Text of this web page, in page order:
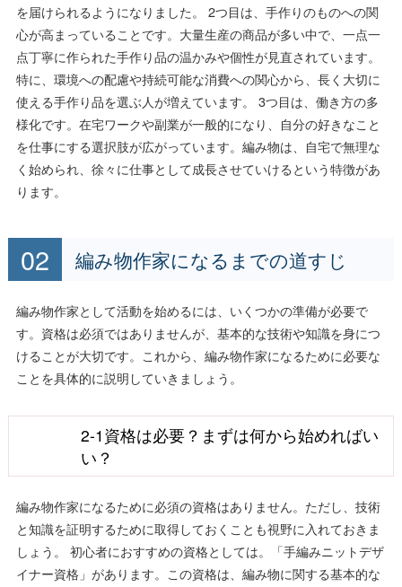
を届けられるようになりました。 2つ目は、手作りのものへの関
心が高まっていることです。大量生産の商品が多い中で、一点一
点丁寧に作られた手作り品の温かみや個性が見直されています。
特に、環境への配慮や持続可能な消費への関心から、長く大切に
使える手作り品を選ぶ人が増えています。 3つ目は、働き方の多
様化です。在宅ワークや副業が一般的になり、自分の好きなこと
を仕事にする選択肢が広がっています。編み物は、自宅で無理な
く始められ、徐々に仕事として成長させていけるという特徴があ
ります。
編み物作家になるまでの道すじ
編み物作家として活動を始めるには、いくつかの準備が必要で
す。資格は必須ではありませんが、基本的な技術や知識を身につ
けることが大切です。これから、編み物作家になるために必要な
ことを具体的に説明していきましょう。
2-1資格は必要？まずは何から始めればい
い？
編み物作家になるために必須の資格はありません。ただし、技術
と知識を証明するために取得しておくことも視野に入れておきま
しょう。 初心者におすすめの資格としては。「手編みニットデザ
イナー資格」があります。この資格は、編み物に関する基本的な